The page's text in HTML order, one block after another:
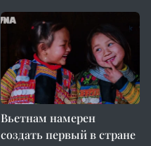
Вьетнам намерен
создать первый в стране